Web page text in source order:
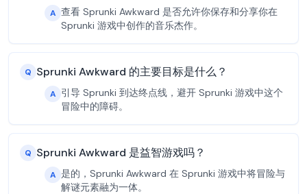
A 查看 Sprunki Awkward 是否允许你保存和分享你在
Sprunki 游戏中创作的音乐杰作。
Q Sprunki Awkward 的主要目标是什么？
A 引导 Sprunki 到达终点线，避开 Sprunki 游戏中这个
冒险中的障碍。
Q Sprunki Awkward 是益智游戏吗？
A 是的，Sprunki Awkward 在 Sprunki 游戏中将冒险与
解谜元素融为一体。